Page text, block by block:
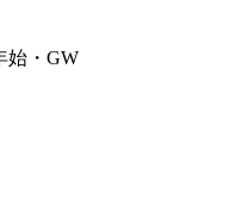
始・GW